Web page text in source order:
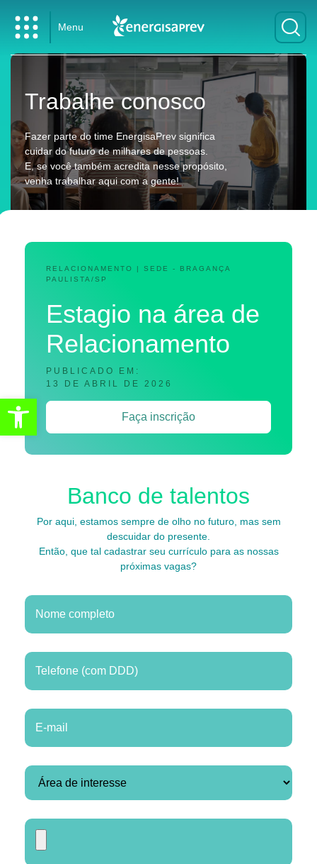
Menu
Trabalhe conosco
Fazer parte do time EnergisaPrev significa
cuidar do futuro de milhares de pessoas.
E, se você também acredita nesse propósito,
venha trabalhar aqui com a gente!
RELACIONAMENTO | SEDE - BRAGANÇA
PAULISTA/SP
Estagio na área de
Relacionamento
PUBLICADO EM:
13 DE ABRIL DE 2026
Faça inscrição
Banco de talentos
Por aqui, estamos sempre de olho no futuro, mas sem
descuidar do presente.
Então, que tal cadastrar seu currículo para as nossas
próximas vagas?
Abrir a barra de ferramentas